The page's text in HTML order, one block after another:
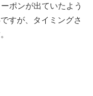
ポンが出ていたよう
すが、タイミングさ